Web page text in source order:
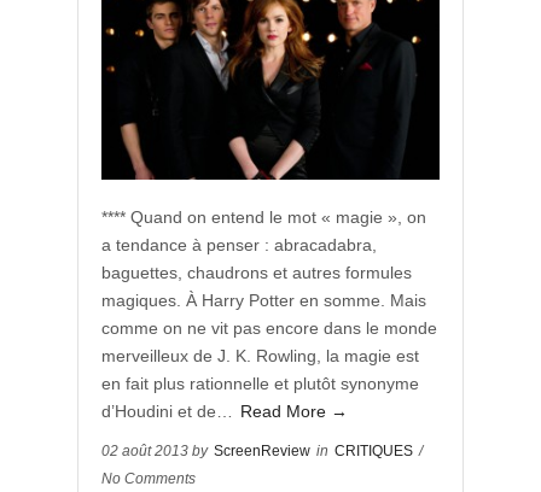
**** Quand on entend le mot « magie », on
a tendance à penser : abracadabra,
baguettes, chaudrons et autres formules
magiques. À Harry Potter en somme. Mais
comme on ne vit pas encore dans le monde
merveilleux de J. K. Rowling, la magie est
en fait plus rationnelle et plutôt synonyme
d’Houdini et de…
Read More →
02 août 2013 by ScreenReview in CRITIQUES /
No Comments